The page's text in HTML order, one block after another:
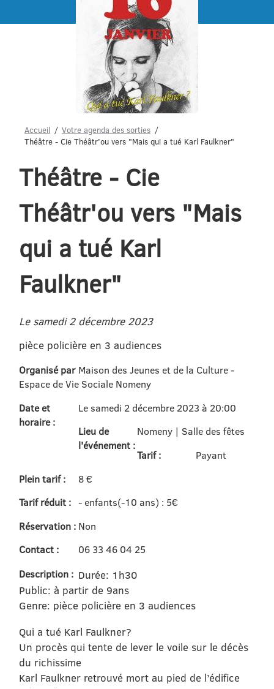
Menu
Accueil
Votre agenda des sorties
Théâtre - Cie Théâtr'ou vers "Mais qui a tué Karl Faulkner"
Théâtre - Cie
Théâtr'ou vers "Mais
qui a tué Karl
Faulkner"
Le samedi 2 décembre 2023
pièce policière en 3 audiences
Organisé par Maison des Jeunes et de la Culture -
Espace de Vie Sociale Nomeny
Date et
horaire :
Le samedi 2 décembre 2023 à 20:00
Lieu de
l'événement :
Nomeny | Salle des fêtes
Tarif :
Payant
Plein tarif :
8 €
Tarif réduit : - enfants(-10 ans) : 5€
Réservation : Non
Contact :
06 33 46 04 25
Description : Durée: 1h30
Public: à partir de 9ans
Genre: pièce policière en 3 audiences
Qui a tué Karl Faulkner?
Un procès qui tente de lever le voile sur le décès
du richissime
Karl Faulkner retrouvé mort au pied de l’édifice